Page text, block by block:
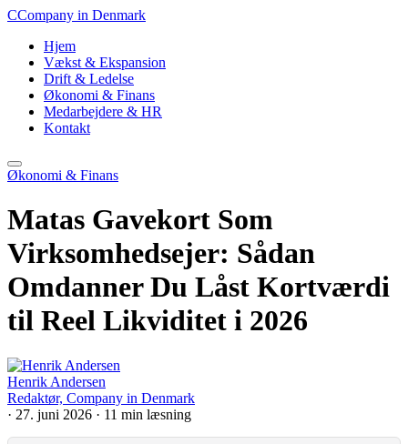
CCompany in Denmark
Hjem
Vækst & Ekspansion
Drift & Ledelse
Økonomi & Finans
Medarbejdere & HR
Kontakt
Økonomi & Finans
Matas Gavekort Som
Virksomhedsejer: Sådan
Omdanner Du Låst Kortværdi
til Reel Likviditet i 2026
Henrik Andersen
Redaktør, Company in Denmark
· 27. juni 2026 · 11 min læsning